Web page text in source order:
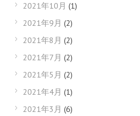
2021年10月 (1)
2021年9月 (2)
2021年8月 (2)
2021年7月 (2)
2021年5月 (2)
2021年4月 (1)
2021年3月 (6)